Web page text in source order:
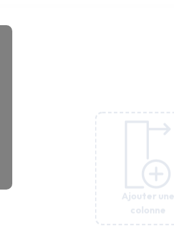
Ajouter une
colonne
Ajouter une
colonne
Ajouter une
colonne
Ajouter une
colonne
Ajouter une
colonne